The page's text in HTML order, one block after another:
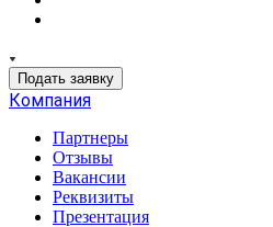
Подать заявку
Компания
Партнеры
Отзывы
Вакансии
Реквизиты
Презентация